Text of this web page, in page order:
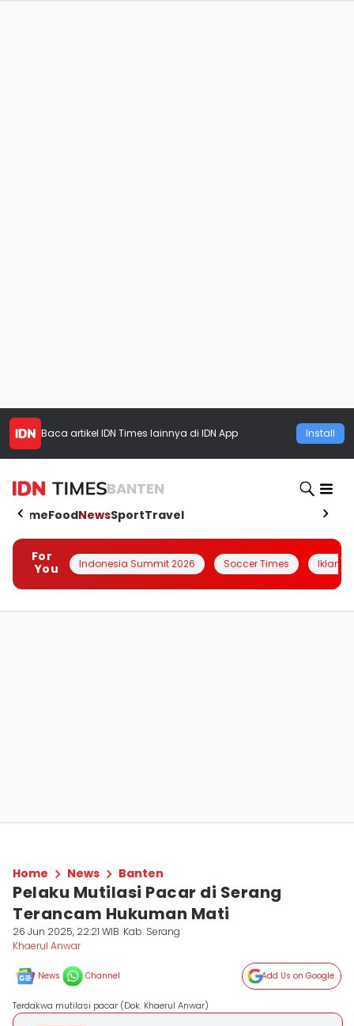
Baca artikel IDN Times lainnya di IDN App Install
BANTEN
HomeFoodNewsSportTravel
For
You
Indonesia Summit 2026 Soccer Times Iklanin
Home News Banten
Pelaku Mutilasi Pacar di Serang
Terancam Hukuman Mati
26 Jun 2025, 22:21 WIB Kab. Serang
Khaerul Anwar
News Channel Add Us on Google
Terdakwa mutilasi pacar (Dok. Khaerul Anwar)